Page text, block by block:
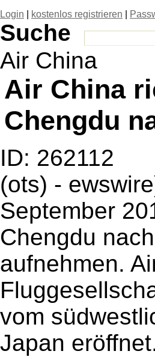
Login kostenlos registrieren
Suche
Air China
Air China
Chengdu
ID: 262112
(ots) -
September
Chengdu
aufnehmen.
vom
Japan